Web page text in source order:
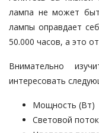
лампа не может
лампы оправдает
50.000 часов, а это
Внимательно
интересовать
Мощность (Вт)
Световой